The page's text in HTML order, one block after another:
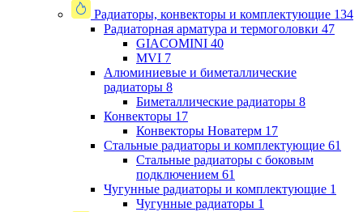
Радиаторы, конвекторы и комплектующие 134
Радиаторная арматура и термоголовки 47
GIACOMINI 40
MVI 7
Алюминиевые и биметаллические
радиаторы 8
Биметаллические радиаторы 8
Конвекторы 17
Конвекторы Новатерм 17
Стальные радиаторы и комплектующие 61
Стальные радиаторы с боковым
подключением 61
Чугунные радиаторы и комплектующие 1
Чугунные радиаторы 1